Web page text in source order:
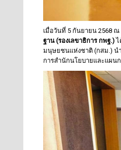
เมื่อวันที่ 5 กันยายน 2568
ฐาน (รองเลขาธิการ กพฐ.)ไ
มนุษยชนแห่งชาติ (กสม.) น
การสำนักนโยบายและแผน